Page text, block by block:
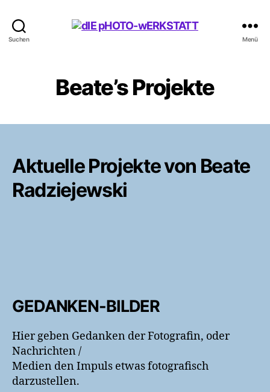
Suchen Menü
Beate’s Projekte
Aktuelle Projekte von Beate
Radziejewski
GEDANKEN-BILDER
Hier geben Gedanken der Fotografin, oder
Nachrichten /
Medien den Impuls etwas fotografisch
darzustellen.